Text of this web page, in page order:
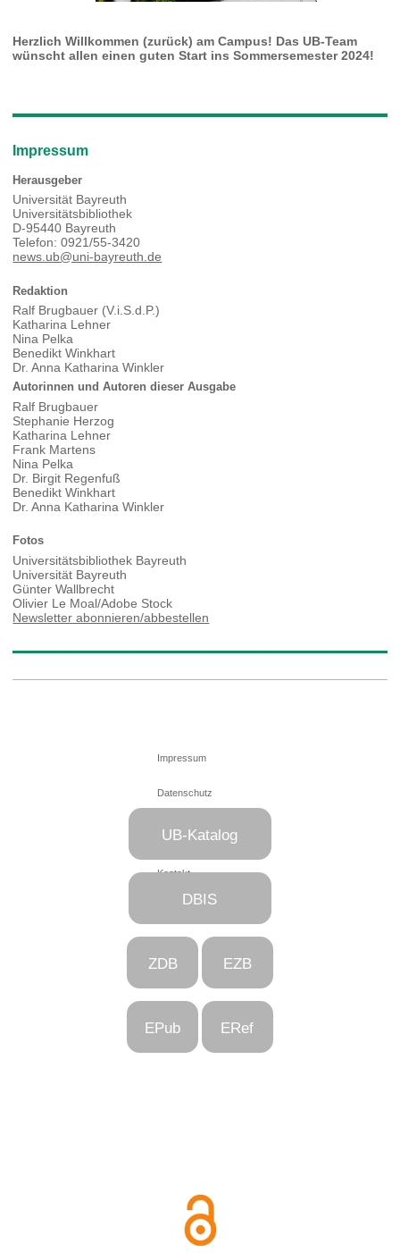
Herzlich Willkommen (zurück) am Campus! Das UB-Team
wünscht allen einen guten Start ins Sommersemester 2024!
Impressum
Herausgeber
Universität Bayreuth
Universitätsbibliothek
D-95440 Bayreuth
Telefon: 0921/55-3420
news.ub@uni-bayreuth.de
Redaktion
Ralf Brugbauer (V.i.S.d.P.)
Katharina Lehner
Nina Pelka
Benedikt Winkhart
Dr. Anna Katharina Winkler
Autorinnen und Autoren dieser Ausgabe
Ralf Brugbauer
Stephanie Herzog
Katharina Lehner
Frank Martens
Nina Pelka
Dr. Birgit Regenfuß
Benedikt Winkhart
Dr. Anna Katharina Winkler
Fotos
Universitätsbibliothek Bayreuth
Universität Bayreuth
Günter Wallbrecht
Olivier Le Moal/Adobe Stock
Newsletter abonnieren/abbestellen
Impressum
Datenschutz
Web-Team der
UB
Kontakt
UB-Katalog
DBIS
ZDB EZB
EPub ERef